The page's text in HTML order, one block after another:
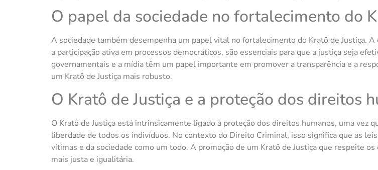
O papel da sociedade no fortalecimento do
A sociedade também desempenha um papel vital no fortalecimento do Kratô de Justiça.
a participação ativa em processos democráticos, são essenciais para que a justiça seja
governamentais e a mídia têm um papel importante em promover a transparência e a
um Kratô de Justiça mais robusto.
O Kratô de Justiça e a proteção dos direitos
O Kratô de Justiça está intrinsicamente ligado à proteção dos direitos humanos, uma vez
liberdade de todos os indivíduos. No contexto do Direito Criminal, isso significa que as
vítimas e da sociedade como um todo. A promoção de um Kratô de Justiça que respeite
mais justa e igualitária.